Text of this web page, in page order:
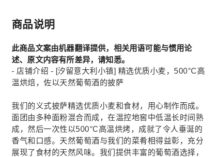
商品说明
此商品文案由机器翻译提供，相关用语可能与惯用论
述、原文内容有所差异，请知悉。
- 店铺介绍 - [汐留意大利小镇] 精选优质小麦，500°C高
温烘焙，佐以天然葡萄酒的披萨
我们的义式披萨精选优质小麦和食材，用心制作而成。
面团由多种面粉混合而成，在温控地窖中低温长时间熟
成，然后一次性以500°C高温烘烤，成就了令人垂涎的
香气和口感。天然葡萄酒与我们的菜肴相得益彰，充分
展现了食材的天然风味。我们提供丰富的葡萄酒选择，